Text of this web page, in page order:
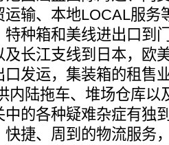
运输、本地LOCAL服务
特种箱和美线进出口到
及长江支线到日本，欧
口发运，集装箱的租售
内陆拖车、堆场仓库以
中的各种疑难杂症有独
快捷、周到的物流服务